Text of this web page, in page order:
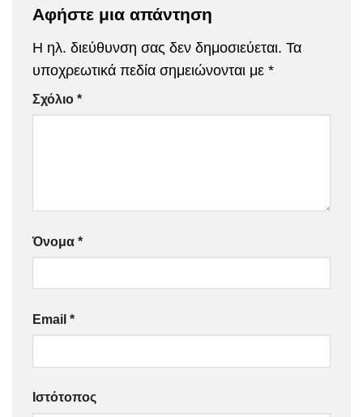
Αφήστε μια απάντηση
Η ηλ. διεύθυνση σας δεν δημοσιεύεται. Τα
υποχρεωτικά πεδία σημειώνονται με *
Σχόλιο *
Όνομα *
Email *
Ιστότοπος